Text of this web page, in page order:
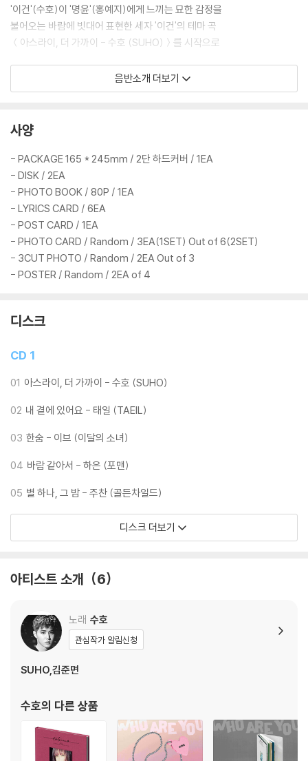
'이건'(수호)이 '명윤'(홍예지)에게 느끼는 묘한 감정을
불어오는 바람에 빗대어 표현한 세자 '이건'의 테마 곡
＜아스라이, 더 가까이 - 수호 (SUHO)＞를 시작으로
사랑 앞에서 간절한 한 남자
'도성대군'의 테마 ＜내 곁에 있어요 - 태일 (TAEIL)＞
정해진 운명 대신 스스로의 인생을 걸어가겠다는
'세자 이건, 명윤, 도성대군' 세 사람 사이에서
피어난 운명적인 서사를 담은 ＜한숨 - 이브 (이달의 소녀)＞
'이건, 최명윤, 최상록, 민수련'
네 사람의 어긋난 운명을 그린 ＜바람 같아서 - 하은 (포맨)＞
'세자 이건과 최명윤, 백구커플이
곳곳에서 주요 장면들을 연결하며 극의 몰입도를 더했던 22곡의
드라마 속 명장면들의 설렘, 감동을
드라마의 여운을 깊게 간직할 수 있는 음악들,
OST 앨범을 가득 채워 완성했다.
음반소개 더보기
사양
- PACKAGE 165 * 245mm / 2단 하드커버 / 1EA
- DISK / 2EA
- PHOTO BOOK / 80P / 1EA
- LYRICS CARD / 6EA
- POST CARD / 1EA
- PHOTO CARD / Random / 3EA(1SET) Out of 6(2SET)
- 3CUT PHOTO / Random / 2EA Out of 3
- POSTER / Random / 2EA of 4
디스크
CD 1
01 아스라이, 더 가까이 - 수호 (SUHO)
02 내 곁에 있어요 - 태일 (TAEIL)
03 한숨 - 이브 (이달의 소녀)
04 바람 같아서 - 하은 (포맨)
05 별 하나, 그 밤 - 주찬 (골든차일드)
디스크 더보기
아티스트 소개 6
노래 수호
관심작가 알림신청
SUHO,김준면
수호의 다른 상품